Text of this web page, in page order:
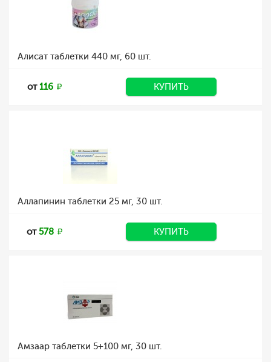
Алисат таблетки 440 мг, 60 шт.
от116 КУПИТЬ
Аллапинин таблетки 25 мг, 30 шт.
от578 КУПИТЬ
Амзаар таблетки 5+100 мг, 30 шт.